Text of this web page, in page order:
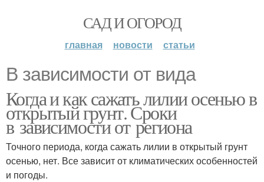
САД И ОГОРОД
главная новости статьи
В зависимости от вида
Когда и как сажать лилии осенью в
открытый грунт. Сроки
в зависимости от региона
Точного периода, когда сажать лилии в открытый грунт
осенью, нет. Все зависит от климатических особенностей
и погоды.